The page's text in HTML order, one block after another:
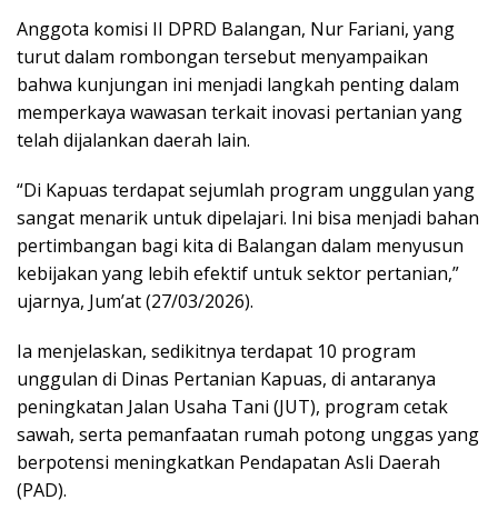
Anggota komisi II DPRD Balangan, Nur Fariani, yang
turut dalam rombongan tersebut menyampaikan
bahwa kunjungan ini menjadi langkah penting dalam
memperkaya wawasan terkait inovasi pertanian yang
telah dijalankan daerah lain.
“Di Kapuas terdapat sejumlah program unggulan yang
sangat menarik untuk dipelajari. Ini bisa menjadi bahan
pertimbangan bagi kita di Balangan dalam menyusun
kebijakan yang lebih efektif untuk sektor pertanian,”
ujarnya, Jum’at (27/03/2026).
Ia menjelaskan, sedikitnya terdapat 10 program
unggulan di Dinas Pertanian Kapuas, di antaranya
peningkatan Jalan Usaha Tani (JUT), program cetak
sawah, serta pemanfaatan rumah potong unggas yang
berpotensi meningkatkan Pendapatan Asli Daerah
(PAD).